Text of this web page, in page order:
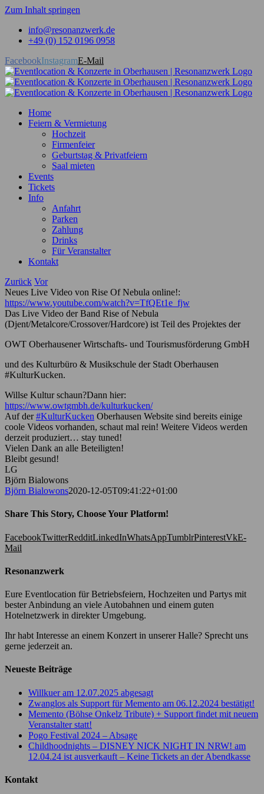
Zum Inhalt springen
info@resonanzwerk.de
+49 (0) 152 0196 0958
FacebookInstagramE-Mail
Home
Feiern & Vermietung
Hochzeit
Firmenfeier
Geburtstag & Privatfeiern
Saal mieten
Events
Tickets
Info
Anfahrt
Parken
Zahlung
Drinks
Für Veranstalter
Kontakt
Zurück Vor
Neues Live Video von Rise Of Nebula online!:
https://www.youtube.com/watch?v=TfQEt1e_fjw
Das Live Video der Band Rise of Nebula
(Djent/Metalcore/Crossover/Hardcore) ist Teil des Projektes der
OWT Oberhausener Wirtschafts- und Tourismusförderung GmbH
und des Kulturbüro & Musikschule der Stadt Oberhausen
#KulturKucken.
Willse Kultur schaun?Dann hier:
https://www.owtgmbh.de/kulturkucken/
Auf der#KulturKucken Oberhausen Website sind bereits einige
coole Videos vorhanden, schaut mal rein! Weitere Videos werden
derzeit produziert… stay tuned!
Vielen Dank an alle Beteiligten!
Bleibt gesund!
LG
Björn Bialowons
Björn Bialowons2020-12-05T09:41:22+01:00
Share This Story, Choose Your Platform!
FacebookTwitterRedditLinkedInWhatsAppTumblrPinterestVkE-
Mail
Resonanzwerk
Eure Eventlocation für Betriebsfeiern, Hochzeiten und Partys mit
bester Anbindung an viele Autobahnen und einem guten
Hotelnetzwerk in direkter Umgebung.
Ihr habt Interesse an einem Konzert in unserer Halle? Sprecht uns
gerne jederzeit an.
Neueste Beiträge
Willkuer am 12.07.2025 abgesagt
Zwanglos als Support für Memento am 06.12.2024 bestätigt!
Memento (Böhse Onkelz Tribute) + Support findet mit neuem
Veranstalter statt!
Pogo Festival 2024 – Absage
Childhoodnights – DISNEY NICK NIGHT IN NRW! am
12.04.24 ist ausverkauft – Keine Tickets an der Abendkasse
Kontakt